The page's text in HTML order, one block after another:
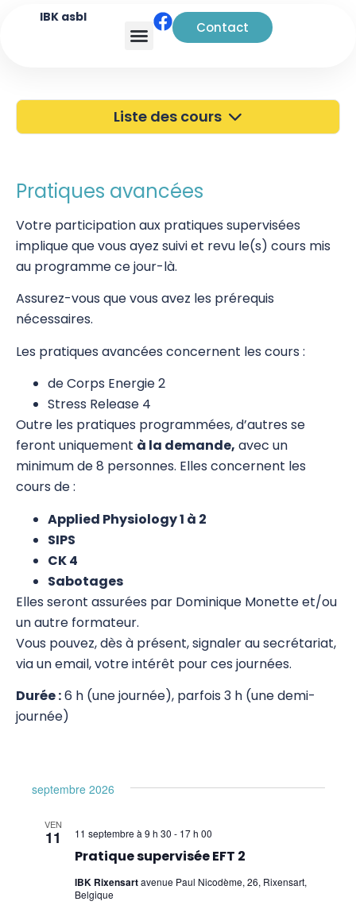
IBK asbl
Contact
Liste des cours
Portes Ouvertes
Atelier à Bruxelles
Découverte
Pratiques supervisées – Examens
Pratiques de base
Pratiques avancées
Pratiques professionnelles
Examens Finaux/Mémoires
EFT et Tapping
Psychogénéalogie
Autres Formations
Pratiques avancées
Votre participation aux pratiques supervisées
implique que vous ayez suivi et revu le(s) cours mis
au programme ce jour-là.
Assurez-vous que vous avez les prérequis
nécessaires.
Les pratiques avancées concernent les cours :
de Corps Energie 2
Stress Release 4
Outre les pratiques programmées, d’autres se
feront uniquement à la demande, avec un
minimum de 8 personnes. Elles concernent les
cours de :
Applied Physiology 1 à 2
SIPS
CK 4
Sabotages
Elles seront assurées par Dominique Monette et/ou
un autre formateur.
Vous pouvez, dès à présent, signaler au secrétariat,
via un email, votre intérêt pour ces journées.
Durée :6 h (une journée), parfois 3 h (une demi-
journée)
septembre 2026
VEN
11
Pratique supervisée EFT 2
11 septembre à 9 h 30 - 17 h 00
IBK Rixensartavenue Paul Nicodème, 26, Rixensart,
Belgique